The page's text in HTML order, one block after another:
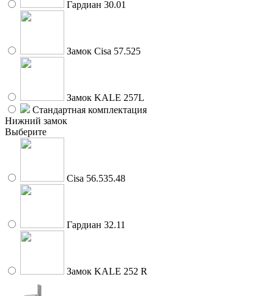
Гардиан 30.01
Замок Cisa 57.525
Замок KALE 257L
Стандартная комплектация
Нижний замок
Выберите
Cisa 56.535.48
Гардиан 32.11
Замок KALE 252 R